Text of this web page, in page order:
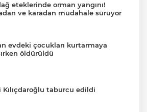
eteklerinde orman yangını!
ve karadan müdahale sürüyor
evdeki çocukları kurtarmaya
öldürüldü
Kılıçdaroğlu taburcu edildi